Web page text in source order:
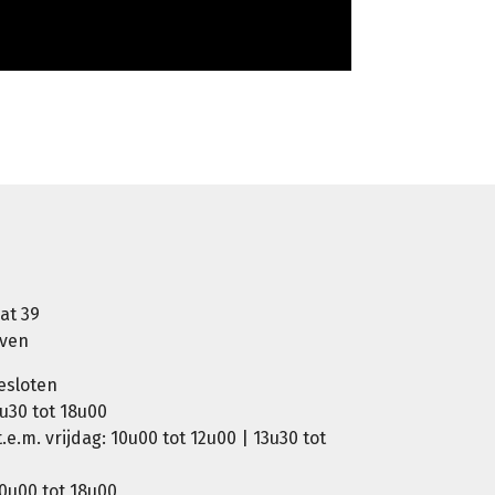
39
tot 18u00
vrijdag: 10u00 tot 12u00 | 13u30 tot